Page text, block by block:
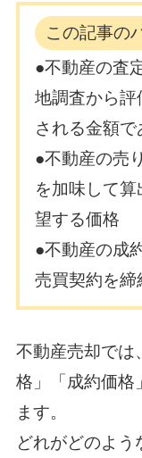
この記事の
●不動産の査
地調査から評
される金額で
●不動産の売
を加味して
望する価格
●不動産の成
売買契約を締
不動産売却では
格」「成約価格
ます。
どれがどのよ